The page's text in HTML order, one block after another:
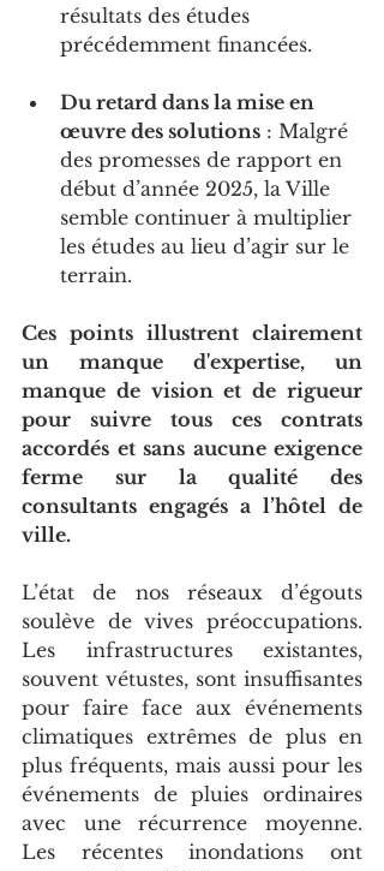
résultats des études
précédemment financées.
Du retard dans la mise en
œuvre des solutions : Malgré
des promesses de rapport en
début d’année 2025, la Ville
semble continuer à multiplier
les études au lieu d’agir sur le
terrain.
Ces points illustrent clairement
un manque d'expertise, un
manque de vision et de rigueur
pour suivre tous ces contrats
accordés et sans aucune exigence
ferme sur la qualité des
consultants engagés a l’hôtel de
ville.
L’état de nos réseaux d’égouts
soulève de vives préoccupations.
Les infrastructures existantes,
souvent vétustes, sont insuffisantes
pour faire face aux événements
climatiques extrêmes de plus en
plus fréquents, mais aussi pour les
événements de pluies ordinaires
avec une récurrence moyenne.
Les récentes inondations ont